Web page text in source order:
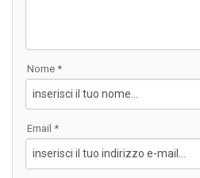
Nome *
Email *